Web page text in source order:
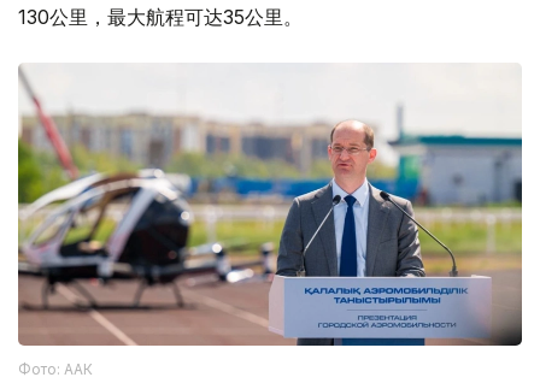
130公里，最大航程可达35公里。
Фото: ААК